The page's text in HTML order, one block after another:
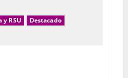
RSU
Destacado